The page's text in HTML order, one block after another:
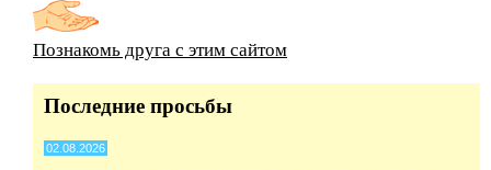
Познакомь друга с этим сайтом
Последние просьбы
02.08.2026